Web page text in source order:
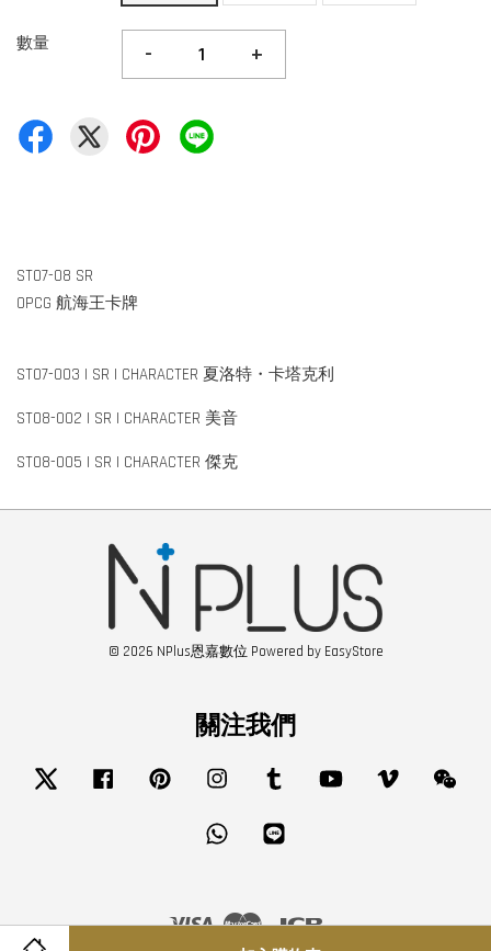
數量 - +
ST07-08 SR
OPCG 航海王卡牌
ST07-003 | SR | CHARACTER 夏洛特・卡塔克利
ST08-002 | SR | CHARACTER 美音
ST08-005 | SR | CHARACTER 傑克
© 2026 NPlus恩嘉數位 Powered by EasyStore
關注我們
Twitter Facebook Pinterest Instagram Tumblr YouTube Vimeo
Whatsapp
Visa Master